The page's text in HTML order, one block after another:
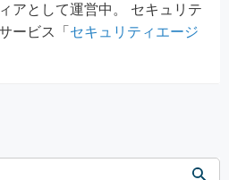
アとして運営中。 セキュリテ
ービス「 セキュリティエージ